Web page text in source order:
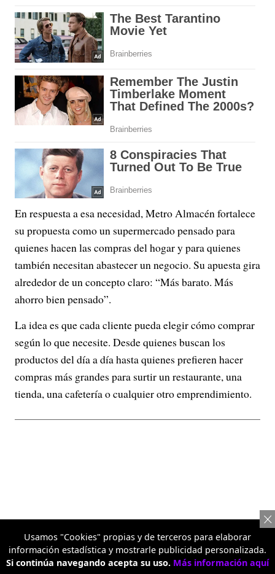
En respuesta a esa necesidad, Metro Almacén fortalece
su propuesta como un supermercado pensado para
quienes hacen las compras del hogar y para quienes
también necesitan abastecer un negocio. Su apuesta gira
alrededor de un concepto claro: “Más barato. Más
ahorro bien pensado”.
La idea es que cada cliente pueda elegir cómo comprar
según lo que necesite. Desde quienes buscan los
productos del día a día hasta quienes prefieren hacer
compras más grandes para surtir un restaurante, una
tienda, una cafetería o cualquier otro emprendimiento.
Usamos "Cookies" propias y de terceros para elaborar
información estadística y mostrarle publicidad personalizada.
Si continúa navegando acepta su uso. Más información aquí